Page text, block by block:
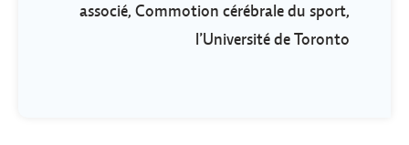
associé, Commotion cérébrale du sport,
l’Université de Toronto